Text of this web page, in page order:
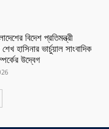
বিদেশ প্রতিমন্ত্রী
হাসিনার ভার্চুয়াল সাংবাদিক
উদ্বেগ